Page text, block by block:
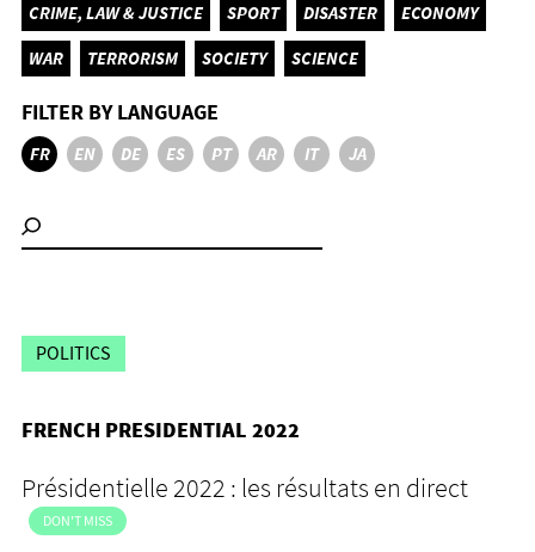
CRIME, LAW & JUSTICE
SPORT DISASTER
ECONOMY
WAR
TERRORISM SOCIETY SCIENCE
FILTER BY LANGUAGE
FR EN DE ES PT AR IT JA
POLITICS
FRENCH PRESIDENTIAL 2022
Présidentielle 2022 : les résultats en direct
DON'T MISS